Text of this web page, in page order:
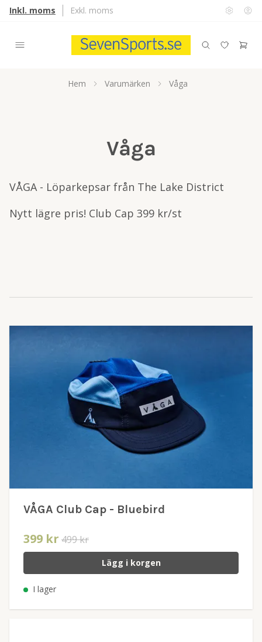
Inkl. moms Exkl. moms
Hem Varumärken Våga
Våga
VÅGA - Löparkepsar från The Lake District
Nytt lägre pris! Club Cap 399 kr/st
VÅGA Club Cap - Bluebird
399 kr 499 kr
Lägg i korgen
I lager